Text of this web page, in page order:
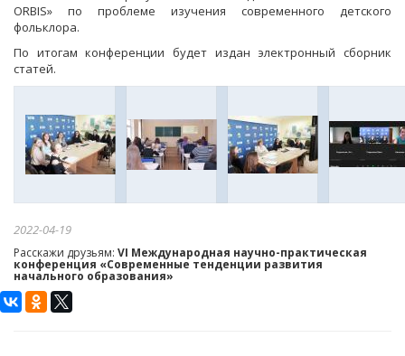
ORBIS» по проблеме изучения современного детского
фольклора.
По итогам конференции будет издан электронный сборник
статей.
2022-04-19
Расскажи друзьям: VI Международная научно-практическая
конференция «Современные тенденции развития
начального образования»